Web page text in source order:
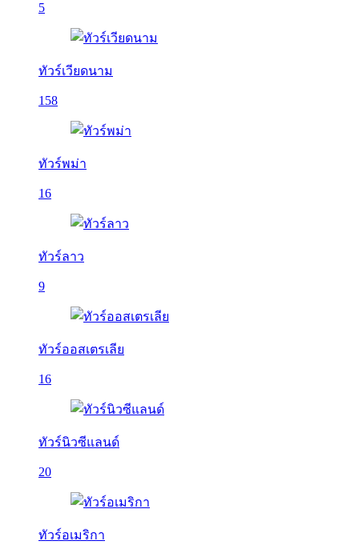
5
ทัวร์เวียดนาม
158
ทัวร์พม่า
16
ทัวร์ลาว
9
ทัวร์ออสเตรเลีย
16
ทัวร์นิวซีแลนด์
20
ทัวร์อเมริกา